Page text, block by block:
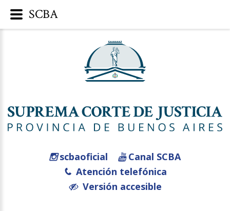
scbaoficial
Canal SCBA
Atención telefónica
Versión accesible
SCBA